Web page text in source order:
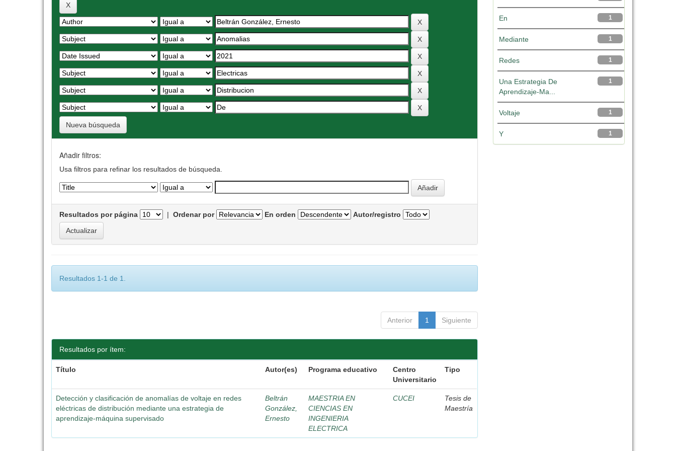
Nueva búsqueda
Añadir filtros:
Usa filtros para refinar los resultados de búsqueda.
Resultados por página | Ordenar por En orden Autor/registro
Resultados 1-1 de 1.
Anterior 1 Siguiente
Resultados por ítem:
Título Autor(es) Programa educativo
Centro
Universitario
Tipo
Detección y clasificación de anomalías de voltaje en redes
eléctricas de distribución mediante una estrategia de
aprendizaje-máquina supervisado
Beltrán
González,
Ernesto
MAESTRIA EN
CIENCIAS EN
INGENIERIA
ELECTRICA
CUCEI
Tesis de
Maestría
1
En
1
Mediante
1
Redes
1
Una Estrategia De
Aprendizaje-Ma...
1
Voltaje
1
Y